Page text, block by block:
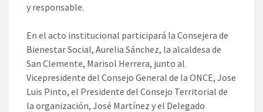
y responsable.
En el acto institucional participará la Consejera de
Bienestar Social, Aurelia Sánchez, la alcaldesa de
San Clemente, Marisol Herrera, junto al
Vicepresidente del Consejo General de la ONCE, Jose
Luis Pinto, el Presidente del Consejo Territorial de
la organización, José Martínez y el Delegado